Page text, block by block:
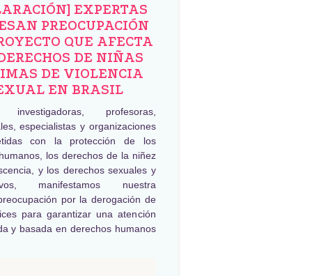
EXPERTAS
PREOCUPACIÓN
QUE AFECTA
DE NIÑAS
DE VIOLENCIA
EN BRASIL
investigadoras, profesoras,
especialistas y organizaciones
con la protección de los
los derechos de la niñez
y los derechos sexuales y
manifestamos nuestra
por la derogación de
para garantizar una atención
y basada en derechos humanos